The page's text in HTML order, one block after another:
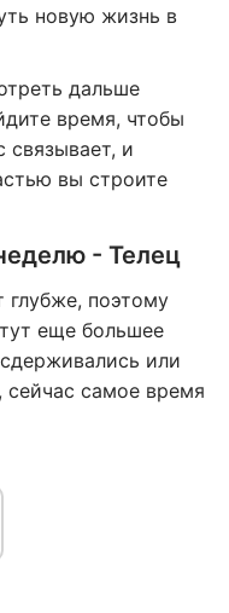
новую жизнь в
дальше
время, чтобы
связывает, и
вы строите
- Телец
глубже, поэтому
еще большее
или
сейчас самое время